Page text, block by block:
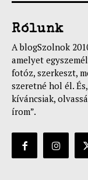
Rólunk
A blogSzolnok
amelyet
fotóz, szerkeszt,
szeretné hol él.
kíváncsiak,
írom”.